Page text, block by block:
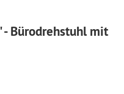
- Bürodrehstuhl mit